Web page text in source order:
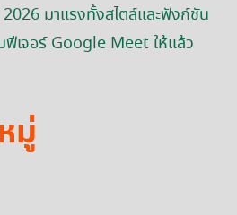
มาแรงทั้งสไตล์และฟังก์ชัน
เจอร์ Google Meet ให้แล้ว
มู่